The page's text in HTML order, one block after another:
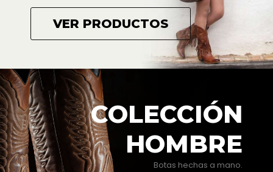
VER PRODUCTOS
COLECCIÓN
HOMBRE
Botas hechas a mano.